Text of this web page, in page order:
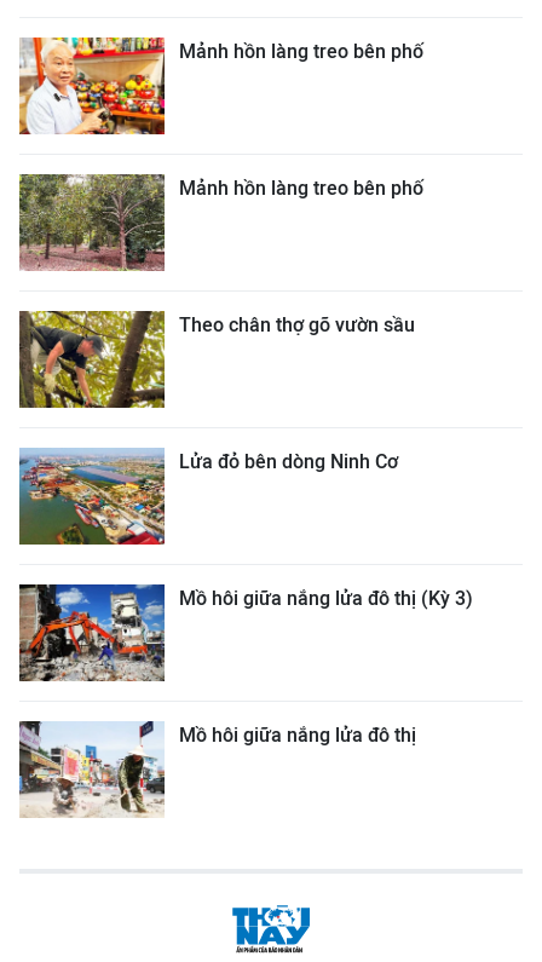
Mảnh hồn làng treo bên phố
Mảnh hồn làng treo bên phố
Theo chân thợ gõ vườn sầu
Lửa đỏ bên dòng Ninh Cơ
Mồ hôi giữa nắng lửa đô thị (Kỳ 3)
Mồ hôi giữa nắng lửa đô thị